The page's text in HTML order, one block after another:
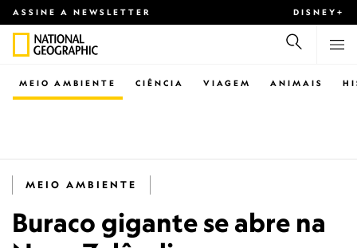
ASSINE A NEWSLETTER DISNEY+
CIÊNCIA VIAGEM ANIMAIS
MEIO AMBIENTE
MEIO AMBIENTE
Buraco gigante se abre na